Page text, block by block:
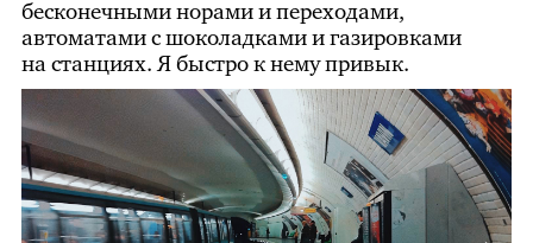
бесконечными норами и переходами,
автоматами с шоколадками и газировками
на станциях. Я быстро к нему привык.